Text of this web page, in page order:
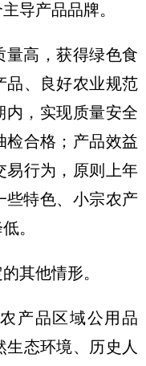
导产品品牌。
量高，获得绿色食
品、良好农业规范
内，实现质量安全
检合格；产品效益
易行为，原则上年
些特色、小宗农产
。
其他情形。
产品区域公用品
态环境、历史人